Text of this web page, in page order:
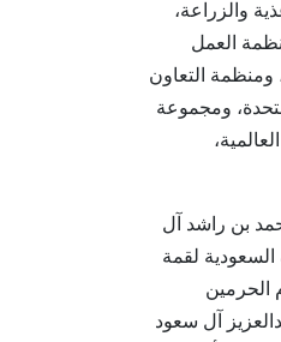
والزراعة،
العمل
ومنظمة التعاون
ومجموعة
بن راشد آل
السعودية لقمة
الحرمين
آل سعود